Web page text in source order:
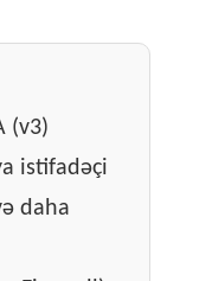
(v3)
istifadəçi
daha